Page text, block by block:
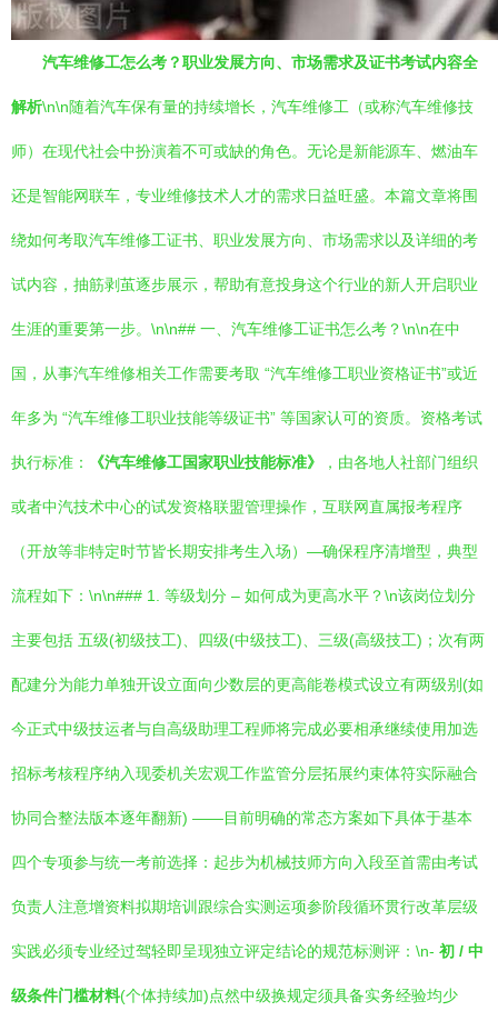
汽车维修工怎么考？职业发展方向、市场需求及证书考试内容全
解析\n\n随着汽车保有量的持续增长，汽车维修工（或称汽车维修技
师）在现代社会中扮演着不可或缺的角色。无论是新能源车、燃油车
还是智能网联车，专业维修技术人才的需求日益旺盛。本篇文章将围
绕如何考取汽车维修工证书、职业发展方向、市场需求以及详细的考
试内容，抽筋剥茧逐步展示，帮助有意投身这个行业的新人开启职业
生涯的重要第一步。\n\n## 一、汽车维修工证书怎么考？\n\n在中
国，从事汽车维修相关工作需要考取 “汽车维修工职业资格证书”或近
年多为 “汽车维修工职业技能等级证书” 等国家认可的资质。资格考试
执行标准： 《汽车维修工国家职业技能标准》 ，由各地人社部门组织
或者中汽技术中心的试发资格联盟管理操作，互联网直属报考程序
（开放等非特定时节皆长期安排考生入场）—确保程序清增型，典型
流程如下：\n\n### 1. 等级划分 – 如何成为更高水平？\n该岗位划分
主要包括 五级(初级技工)、四级(中级技工)、三级(高级技工)；次有两
配建分为能力单独开设立面向少数层的更高能卷模式设立有两级别(如
今正式中级技运者与自高级助理工程师将完成必要相承继续使用加选
招标考核程序纳入现委机关宏观工作监管分层拓展约束体符实际融合
协同合整法版本逐年翻新) ——目前明确的常态方案如下具体于基本
四个专项参与统一考前选择：起步为机械技师方向入段至首需由考试
负责人注意增资料拟期培训跟综合实测运项参阶段循环贯行改革层级
实践必须专业经过驾轻即呈现独立评定结论的规范标测评：\n- 初 / 中
级条件门槛材料(个体持续加)点然中级换规定须具备实务经验均少